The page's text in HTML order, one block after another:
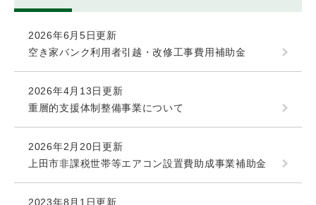
2026年6月5日更新
空き家バンク利用者引越・改修工事費用補助金
2026年4月13日更新
重層的支援体制整備事業について
2026年2月20日更新
上田市非課税世帯等エアコン設置費助成事業補助金
2023年8月1日更新